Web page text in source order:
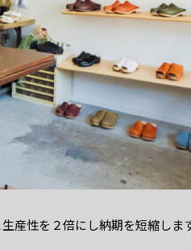
産性を２倍にし納期を短縮しま